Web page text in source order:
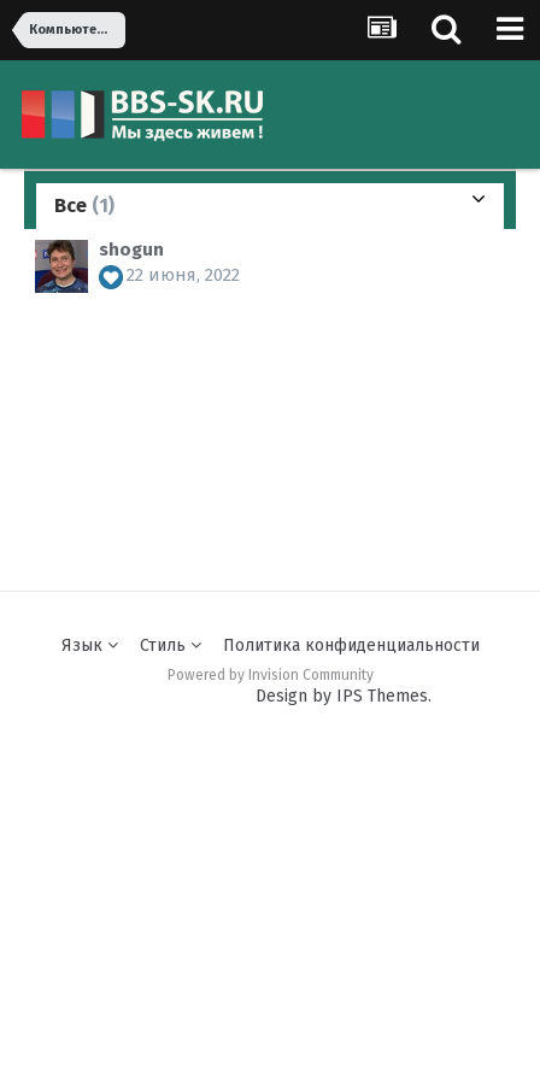
Компьютеры, оргтехника
Все (1)
shogun
22 июня, 2022
Язык Стиль Политика конфиденциальности
Powered by Invision Community
Design by IPS Themes.